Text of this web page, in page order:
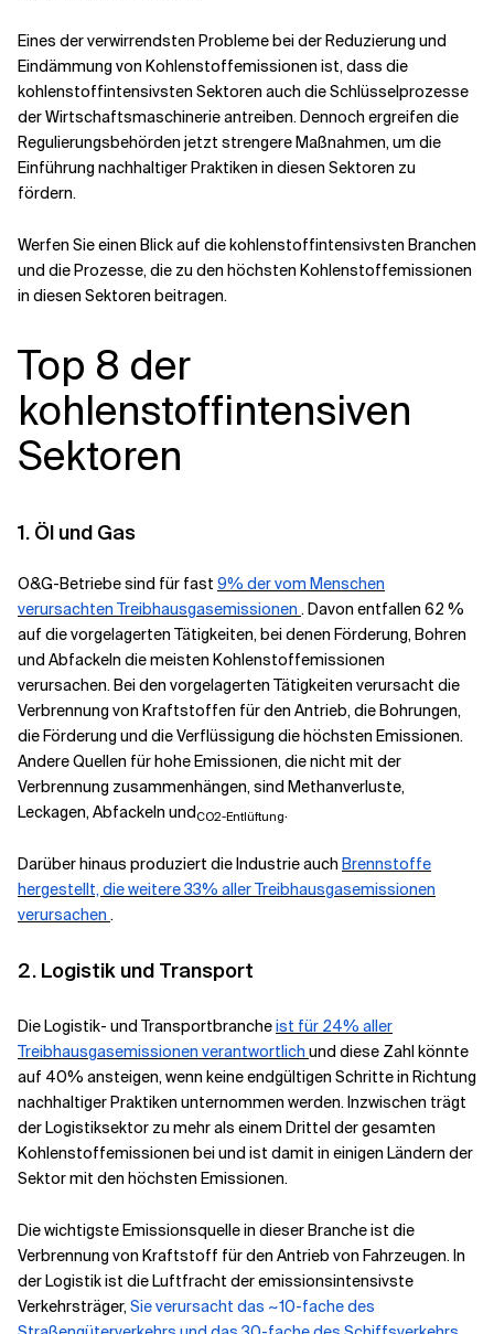
Eines der verwirrendsten Probleme bei der Reduzierung und
Eindämmung von Kohlenstoffemissionen ist, dass die
kohlenstoffintensivsten Sektoren auch die Schlüsselprozesse
der Wirtschaftsmaschinerie antreiben. Dennoch ergreifen die
Regulierungsbehörden jetzt strengere Maßnahmen, um die
Einführung nachhaltiger Praktiken in diesen Sektoren zu
fördern.
Werfen Sie einen Blick auf die kohlenstoffintensivsten Branchen
und die Prozesse, die zu den höchsten Kohlenstoffemissionen
in diesen Sektoren beitragen.
Top 8 der
kohlenstoffintensiven
Sektoren
1. Öl und Gas
O&G-Betriebe sind für fast 9% der vom Menschen
verursachten Treibhausgasemissionen . Davon entfallen 62 %
auf die vorgelagerten Tätigkeiten, bei denen Förderung, Bohren
und Abfackeln die meisten Kohlenstoffemissionen
verursachen. Bei den vorgelagerten Tätigkeiten verursacht die
Verbrennung von Kraftstoffen für den Antrieb, die Bohrungen,
die Förderung und die Verflüssigung die höchsten Emissionen.
Andere Quellen für hohe Emissionen, die nicht mit der
Verbrennung zusammenhängen, sind Methanverluste,
Leckagen, Abfackeln undCO2-Entlüftung.
Darüber hinaus produziert die Industrie auch Brennstoffe
hergestellt, die weitere 33% aller Treibhausgasemissionen
verursachen .
2. Logistik und Transport
Die Logistik- und Transportbrancheist für 24% aller
Treibhausgasemissionen verantwortlich und diese Zahl könnte
auf 40% ansteigen, wenn keine endgültigen Schritte in Richtung
nachhaltiger Praktiken unternommen werden. Inzwischen trägt
der Logistiksektor zu mehr als einem Drittel der gesamten
Kohlenstoffemissionen bei und ist damit in einigen Ländern der
Sektor mit den höchsten Emissionen.
Die wichtigste Emissionsquelle in dieser Branche ist die
Verbrennung von Kraftstoff für den Antrieb von Fahrzeugen. In
der Logistik ist die Luftfracht der emissionsintensivste
Verkehrsträger,Sie verursacht das ~10-fache des